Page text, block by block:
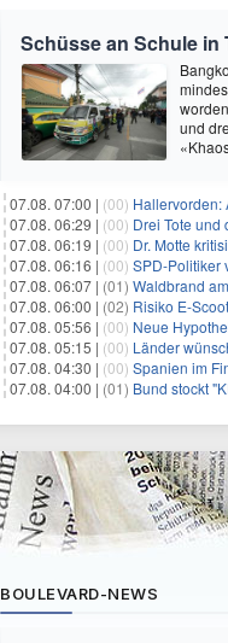
Schüsse an Schule in
und
07.08. 07:00 | (00) Hallervorden:
07.08. 06:29 | (00) Drei Tote
07.08. 06:19 | (00) Dr. Motte
07.08. 06:16 | (00) SPD-Politiker
07.08. 06:07 | (01) Waldbrand
07.08. 06:00 | (02) Risiko E-
07.08. 05:56 | (00) Neue
07.08. 05:15 | (00) Länder
07.08. 04:30 | (00) Spanien im
07.08. 04:00 | (01) Bund stockt
BOULEVARD-NEWS